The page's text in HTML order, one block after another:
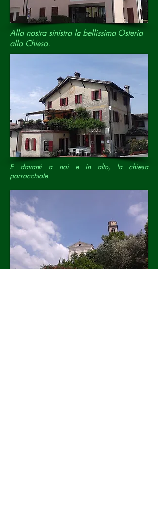
Alla nostra sinistra la bellissima Osteria
alla Chiesa.
E davanti a noi e in alto, la chiesa
parrocchiale.